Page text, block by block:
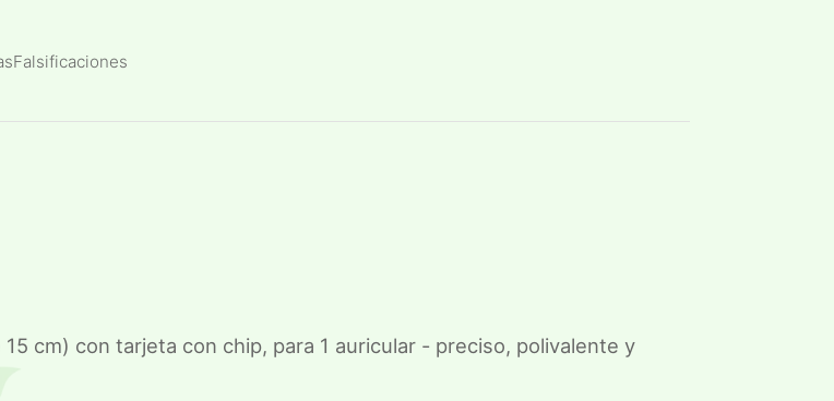
Falsificaciones
cm) con tarjeta con chip, para 1 auricular - preciso, polivalente y